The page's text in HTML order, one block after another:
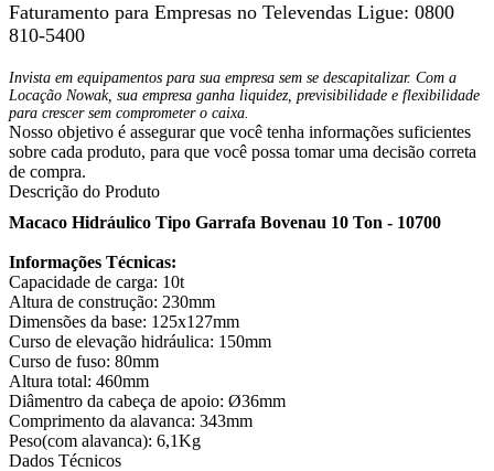
Faturamento para Empresas no Televendas Ligue: 0800
810-5400
Invista em equipamentos para sua empresa sem se descapitalizar. Com a
Locação Nowak, sua empresa ganha liquidez, previsibilidade e flexibilidade
para crescer sem comprometer o caixa.
Nosso objetivo é assegurar que você tenha informações suficientes
sobre cada produto, para que você possa tomar uma decisão correta
de compra.
Descrição do Produto
Macaco Hidráulico Tipo Garrafa Bovenau 10 Ton - 10700
Informações Técnicas:
Capacidade de carga: 10t
Altura de construção: 230mm
Dimensões da base: 125x127mm
Curso de elevação hidráulica: 150mm
Curso de fuso: 80mm
Altura total: 460mm
Diâmentro da cabeça de apoio: Ø36mm
Comprimento da alavanca: 343mm
Peso(com alavanca): 6,1Kg
Dados Técnicos